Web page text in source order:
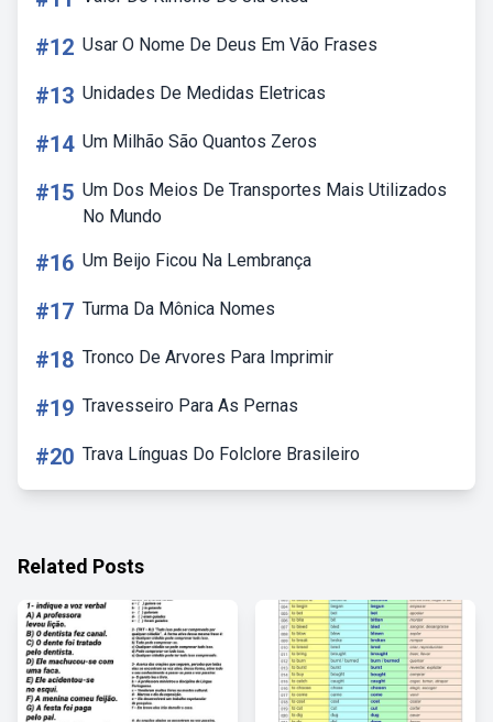
#12 Usar O Nome De Deus Em Vão Frases
#13 Unidades De Medidas Eletricas
#14 Um Milhão São Quantos Zeros
#15 Um Dos Meios De Transportes Mais Utilizados
No Mundo
#16 Um Beijo Ficou Na Lembrança
#17 Turma Da Mônica Nomes
#18 Tronco De Arvores Para Imprimir
#19 Travesseiro Para As Pernas
#20 Trava Línguas Do Folclore Brasileiro
Related Posts